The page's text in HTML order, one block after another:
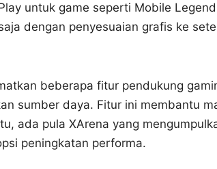
untuk game seperti Mobile
dengan penyesuaian grafis ke
beberapa fitur pendukung
sumber daya. Fitur ini membantu
ada pula XArena yang
peningkatan performa.